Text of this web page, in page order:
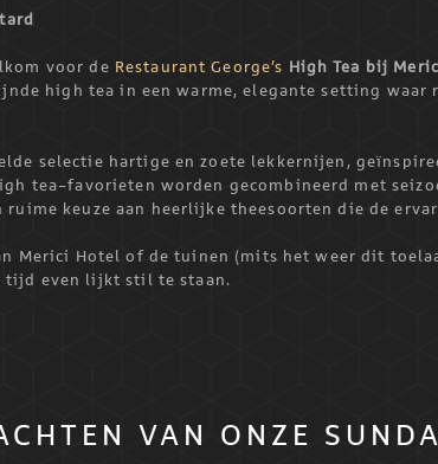
voor de Restaurant George’s High Tea bij
high tea in een warme, elegante setting waar
selectie hartige en zoete lekkernijen,
tea-favorieten worden gecombineerd met
keuze aan heerlijke theesoorten die de
Merici Hotel of de tuinen (mits het weer dit
tijd even lijkt stil te staan.
VAN ONZE